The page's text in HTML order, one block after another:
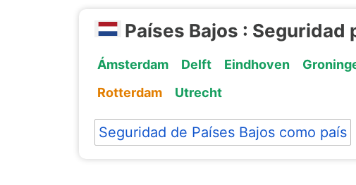
Países Bajos : Seguridad
Ámsterdam Delft Eindhoven
Rotterdam
Utrecht
Seguridad de Países Bajos como país